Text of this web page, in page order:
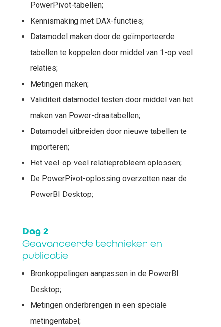
PowerPivot-tabellen;
Kennismaking met DAX-functies;
Datamodel maken door de geïmporteerde
tabellen te koppelen door middel van 1-op veel
relaties;
Metingen maken;
Validiteit datamodel testen door middel van het
maken van Power-draaitabellen;
Datamodel uitbreiden door nieuwe tabellen te
importeren;
Het veel-op-veel relatieprobleem oplossen;
De PowerPivot-oplossing overzetten naar de
PowerBI Desktop;
Dag 2
Geavanceerde technieken en
publicatie
Bronkoppelingen aanpassen in de PowerBI
Desktop;
Metingen onderbrengen in een speciale
metingentabel;